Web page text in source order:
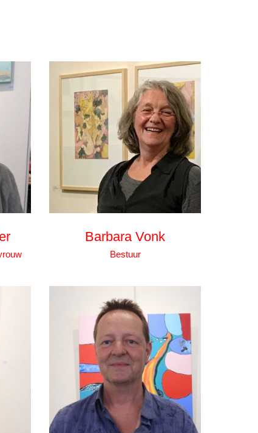
Barbara Vonk
Bestuur